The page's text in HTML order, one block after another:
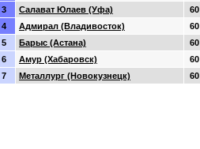
3
Салават Юлаев (Уфа)
60
4
Адмирал (Владивосток)
60
5
Барыс (Астана)
60
6
Амур (Хабаровск)
60
7
Металлург (Новокузнецк) 60